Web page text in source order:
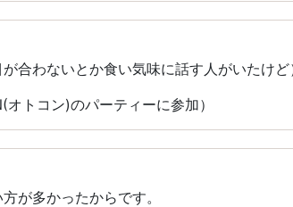
合わないとか食い気味に話す人がいたけ
トコン)のパーティーに参加）
が多かったからです。